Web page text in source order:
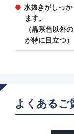
水抜きがしっ
ます。
（黒系色以外
が特に目立つ）
よくあるご